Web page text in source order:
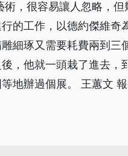
術，很容易讓人忽略，
的工作，以德約傑維
細琢又需要耗費兩到
，他就一頭栽了進去
地辦過個展。 王蕙文